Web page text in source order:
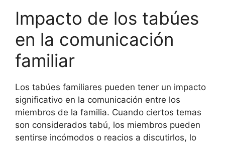
Impacto de los tabúes
en la comunicación
familiar
Los tabúes familiares pueden tener un impacto
significativo en la comunicación entre los
miembros de la familia. Cuando ciertos temas
son considerados tabú, los miembros pueden
sentirse incómodos o reacios a discutirlos, lo